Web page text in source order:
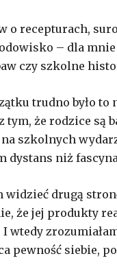
o recepturach,
– dla
czy szkolne
trudno było to
tym, że rodzice są
na szkolnych
dystans niż
widzieć drugą
że jej produkty
I wtedy
pewność siebie,